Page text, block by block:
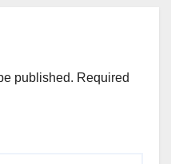
published. Required